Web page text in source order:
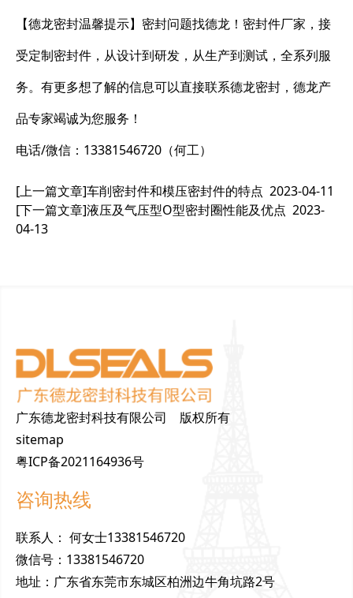
【德龙密封温馨提示】密封问题找德龙！密封件厂家，接
受定制密封件，从设计到研发，从生产到测试，全系列服
务。有更多想了解的信息可以直接联系德龙密封，德龙产
品专家竭诚为您服务！
电话/微信：13381546720（何工）
[上一篇文章]车削密封件和模压密封件的特点 2023-04-11
[下一篇文章]液压及气压型O型密封圈性能及优点 2023-
04-13
广东德龙密封科技有限公司 版权所有
sitemap
粤ICP备2021164936号
咨询热线
联系人 ： 何女士13381546720
微信号 ： 13381546720
地址 ： 广东省东莞市东城区柏洲边牛角坑路2号